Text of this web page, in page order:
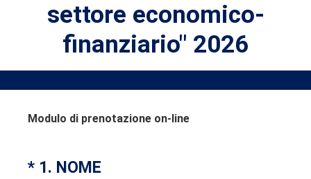
settore economico-
finanziario" 2026
Modulo di prenotazione on-line
* 1. NOME
(Obbligatorio)